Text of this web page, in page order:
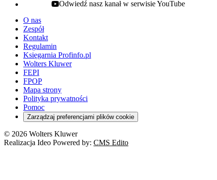
youtube - otwiera się w nowej karcie
Odwiedź nasz kanał w serwisie YouTube
O nas
Zespół
Kontakt
Regulamin
Księgarnia Profinfo.pl
Wolters Kluwer
FEPI
FPOP
Mapa strony
Polityka prywatności
Pomoc
Zarządzaj preferencjami plików cookie
© 2026 Wolters Kluwer
Realizacja Ideo Powered by: CMS Edito